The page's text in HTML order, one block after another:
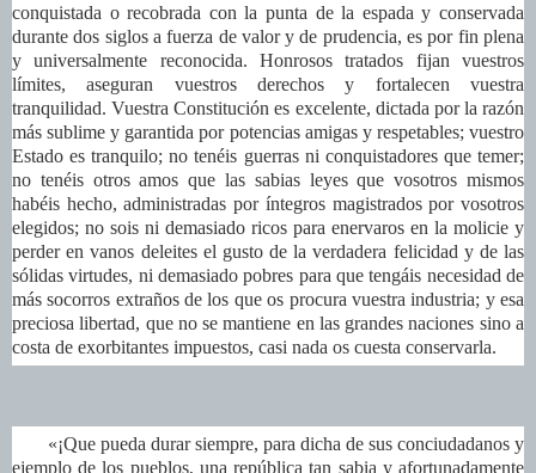
conquistada o recobrada con la punta de la espada y conservada
durante dos siglos a fuerza de valor y de prudencia, es por fin plena
y universalmente reconocida. Honrosos tratados fijan vuestros
límites, aseguran vuestros derechos y fortalecen vuestra
tranquilidad. Vuestra Constitución es excelente, dictada por la razón
más sublime y garantida por potencias amigas y respetables; vuestro
Estado es tranquilo; no tenéis guerras ni conquistadores que temer;
no tenéis otros amos que las sabias leyes que vosotros mismos
habéis hecho, administradas por íntegros magistrados por vosotros
elegidos; no sois ni demasiado ricos para enervaros en la molicie y
perder en vanos deleites el gusto de la verdadera felicidad y de las
sólidas virtudes, ni demasiado pobres para que tengáis necesidad de
más socorros extraños de los que os procura vuestra industria; y esa
preciosa libertad, que no se mantiene en las grandes naciones sino a
costa de exorbitantes impuestos, casi nada os cuesta conservarla.
«¡Que pueda durar siempre, para dicha de sus conciudadanos y
ejemplo de los pueblos, una república tan sabia y afortunadamente